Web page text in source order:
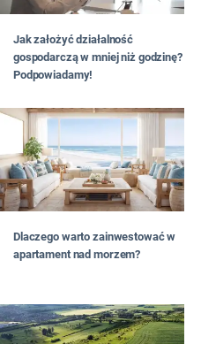
Jak założyć działalność
gospodarczą w mniej niż godzinę?
Podpowiadamy!
Dlaczego warto zainwestować w
apartament nad morzem?